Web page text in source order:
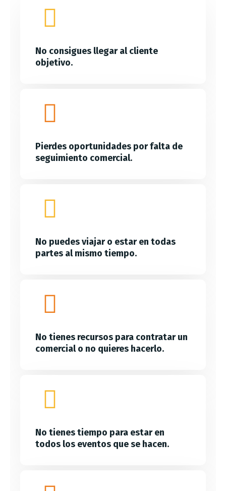
No consigues llegar al cliente
objetivo.
Pierdes oportunidades por falta de
seguimiento comercial.
No puedes viajar o estar en todas
partes al mismo tiempo.
No tienes recursos para contratar un
comercial o no quieres hacerlo.
No tienes tiempo para estar en
todos los eventos que se hacen.